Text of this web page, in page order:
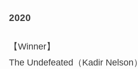
2020
【Winner】
The Undefeated（Kadir Nelson）